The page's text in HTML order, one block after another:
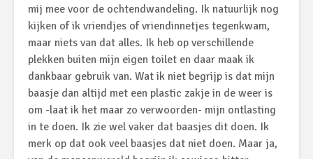
mij mee voor de ochtendwandeling. Ik natuurlijk nog
kijken of ik vriendjes of vriendinnetjes tegenkwam,
maar niets van dat alles. Ik heb op verschillende
plekken buiten mijn eigen toilet en daar maak ik
dankbaar gebruik van. Wat ik niet begrijp is dat mijn
baasje dan altijd met een plastic zakje in de weer is
om -laat ik het maar zo verwoorden- mijn ontlasting
in te doen. Ik zie wel vaker dat baasjes dit doen. Ik
merk op dat ook veel baasjes dat niet doen. Maar ja,